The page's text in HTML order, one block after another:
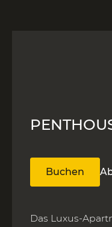
Buchen
Das Luxus-